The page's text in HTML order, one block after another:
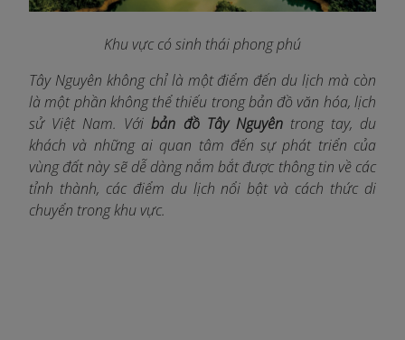
Khu vực có sinh thái phong phú
Tây Nguyên không chỉ là một điểm đến du lịch mà còn
là một phần không thể thiếu trong bản đồ văn hóa, lịch
sử Việt Nam. Vớibản đồ Tây Nguyêntrong tay, du
khách và những ai quan tâm đến sự phát triển của
vùng đất này sẽ dễ dàng nắm bắt được thông tin về các
tỉnh thành, các điểm du lịch nổi bật và cách thức di
chuyển trong khu vực.